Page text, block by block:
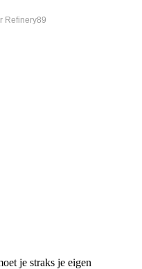
Refinery89
je straks je eigen